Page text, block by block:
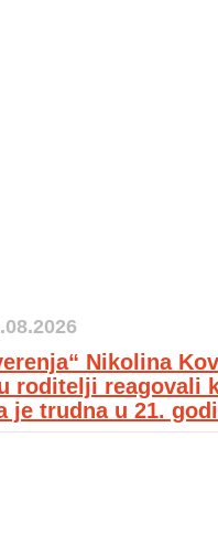
Nikolina
roditelji reagovali
je trudna u 21.